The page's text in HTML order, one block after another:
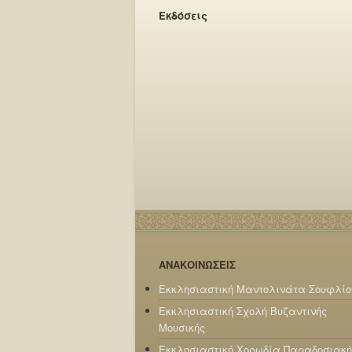
Εκδόσεις
ΑΝΑΚΟΙΝΩΣΕΙΣ
Εκκλησιαστική Μαντολινάτα
Εκκλησιαστική Σχολή Βυζαντινής
Μουσικής
Εκκλησιαστική Χορωδία